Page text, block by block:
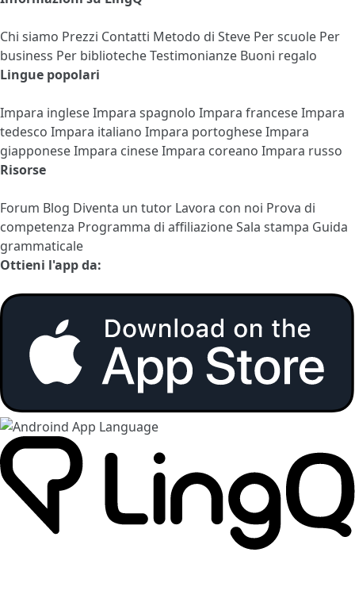
Chi siamo Prezzi Contatti Metodo di Steve Per scuole Per
business Per bibliotecheTestimonianze Buoni regalo
Lingue popolari
Impara ingleseImpara spagnolo Impara franceseImpara
tedesco Impara italiano Impara portogheseImpara
giapponeseImpara cineseImpara coreano Impara russo
Risorse
Forum Blog Diventa un tutor Lavora con noi Prova di
competenza Programma di affiliazioneSala stampa Guida
grammaticale
Ottieni l'app da: